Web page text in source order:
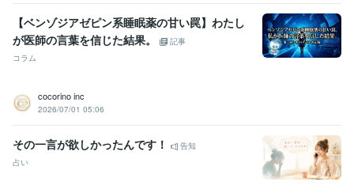
【ベンゾジアゼピン系睡眠薬の甘い罠】わたし
が医師の言葉を信じた結果。
記事
コラム
cocorino inc
2026/07/01 05:06
その一言が欲しかったんです！
告知
占い